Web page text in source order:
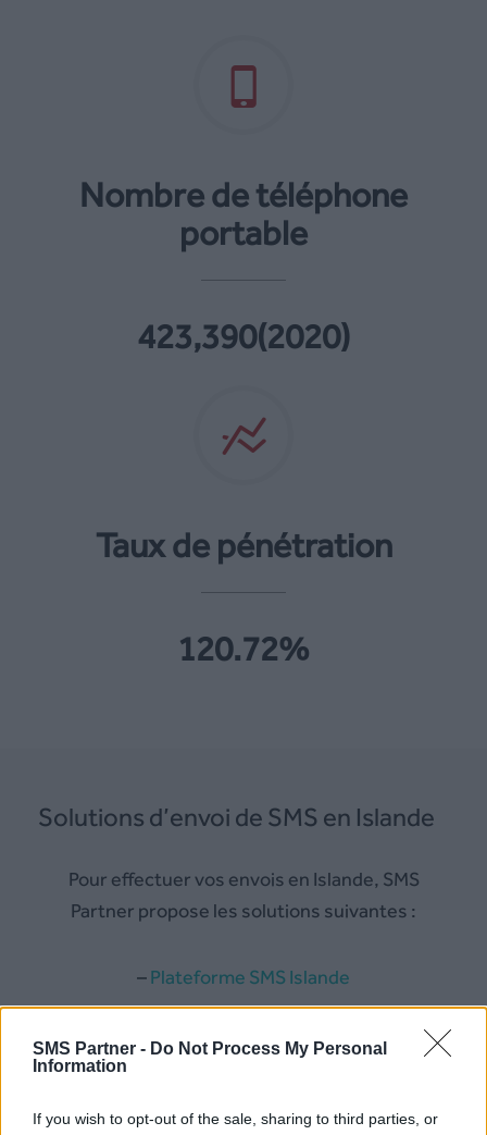
SMS Partner - Do Not Process My Personal
Information
If you wish to opt-out of the sale, sharing to third parties, or
Nombre de téléphone
portable
423,390(2020)
Taux de pénétration
120.72%
Solutions d’envoi de SMS en Islande
Pour effectuer vos envois en Islande, SMS
Partner propose les solutions suivantes :
–Plateforme SMS Islande
–Mail to SMS Islande
– API SMS Islande